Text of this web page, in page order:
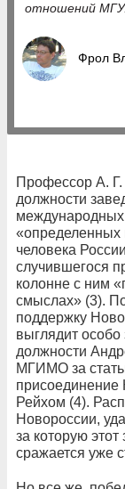
отношений МГУ.
Фрол
Профессор А. Г.
должности
«определенных
человека
случившегося
колонне с ним
смыслах» (3).
поддержку
выглядит
должности
МГИМО за
Рейхом (4).
Новороссии,
за которую
сражается уже